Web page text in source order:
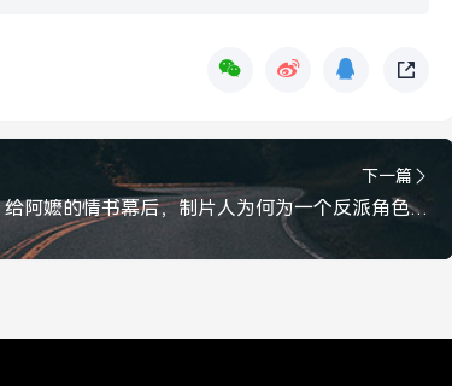
下一篇
给阿嬷的情书幕后，制片人为何为一个反派角色求情？给阿嬷的情书幕后，制片人为何为一个反派角色求情？